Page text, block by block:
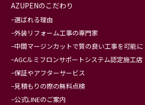
AZUPENのこだわり
選ばれる理由
外装リフォーム工事の専門家
中間マージンカットで質の良い工事を可能に
AGCルミフロンサポートシステム認定施工店
保証やアフターサービス
見積もりの際の無料点検
公式LINEのご案内